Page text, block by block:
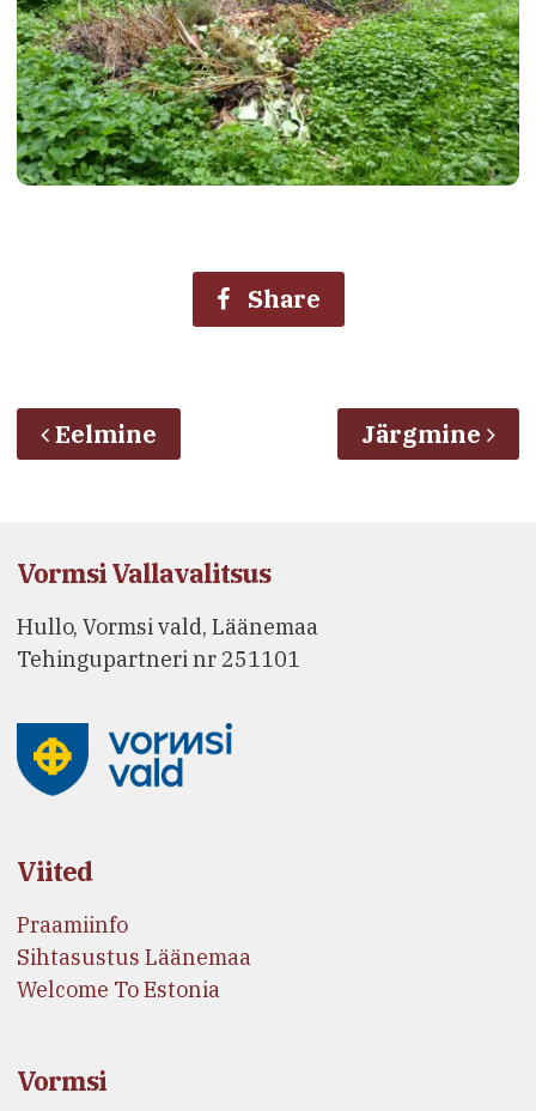
Share
Eelmine Järgmine
Vormsi Vallavalitsus
Hullo, Vormsi vald, Läänemaa
Tehingupartneri nr 251101
Viited
Praamiinfo
Sihtasustus Läänemaa
Welcome To Estonia
Vormsi